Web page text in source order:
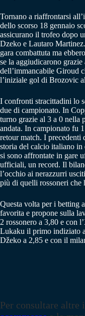
Tornano a riaffrontarsi
dello scorso 18 gennaio
assicurano il trofeo dopo
Dzeko e Lautaro
gara combattuta ma
se la aggiudicarono
dell’immancabile Giroud
l’iniziale gol di Brozovic
I confronti stracittadini lo
due di campionato. In
turno grazie al 3 a 0 nella
andata. In campionato fu
retour match. I precedenti
storia del calcio italiano
si sono affrontate in gare
ufficiali, un record. Il
l’occhio ai nerazzurri
più di quelli rossoneri che
Questa volta per i betting
favorita e propone sulla
2 rossonero a 3,80 e con
Lukaku il primo indiziato
Džeko a 2,85 e con il
Per consultare